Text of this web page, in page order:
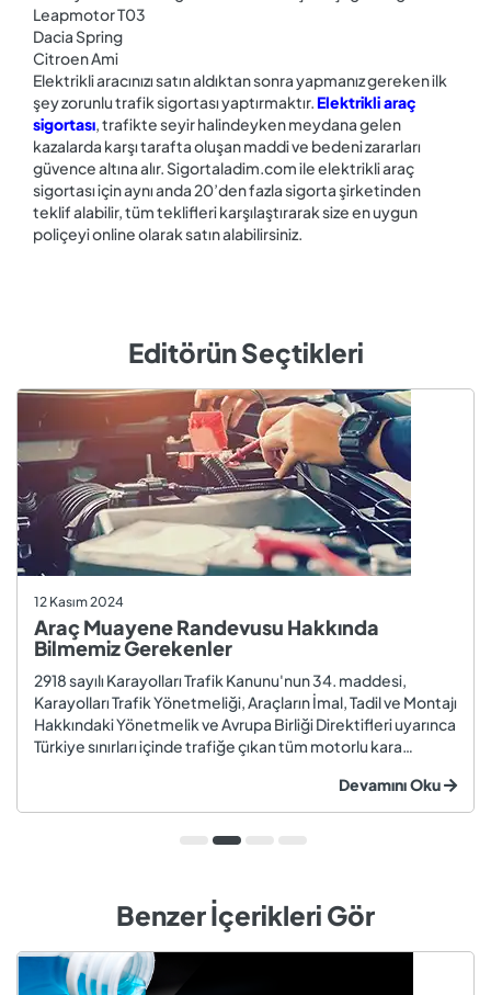
Leapmotor T03
Dacia Spring
Citroen Ami
Elektrikli aracınızı satın aldıktan sonra yapmanız gereken ilk
şey zorunlu trafik sigortası yaptırmaktır. Elektrikli araç
sigortası, trafikte seyir halindeyken meydana gelen
kazalarda karşı tarafta oluşan maddi ve bedeni zararları
güvence altına alır. Sigortaladim.com ile elektrikli araç
sigortası için aynı anda 20’den fazla sigorta şirketinden
teklif alabilir, tüm teklifleri karşılaştırarak size en uygun
poliçeyi online olarak satın alabilirsiniz.
Editörün Seçtikleri
12 Kasım 2024
Araç Muayene Randevusu Hakkında
Bilmemiz Gerekenler
2918 sayılı Karayolları Trafik Kanunu'nun 34. maddesi,
Karayolları Trafik Yönetmeliği, Araçların İmal, Tadil ve Montajı
Hakkındaki Yönetmelik ve Avrupa Birliği Direktifleri uyarınca
Türkiye sınırları içinde trafiğe çıkan tüm motorlu kara
zorundadır. Araç muayenesi; otomobil, motosiklet,
kamyon, kamyo...
Devamını Oku
Benzer İçerikleri Gör